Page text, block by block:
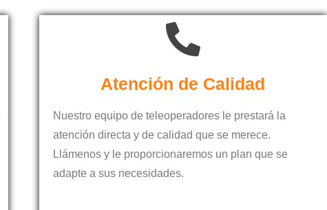
Atención de Calidad
Nuestro equipo de teleoperadores le prestará la
atención directa y de calidad que se merece.
Llámenos y le proporcionaremos un plan que se
adapte a sus necesidades.